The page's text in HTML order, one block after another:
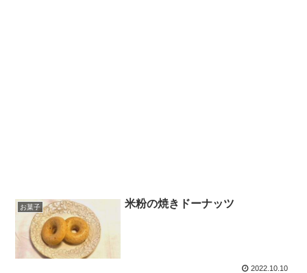
お菓子 米粉の焼きドーナッツ
2022.10.10